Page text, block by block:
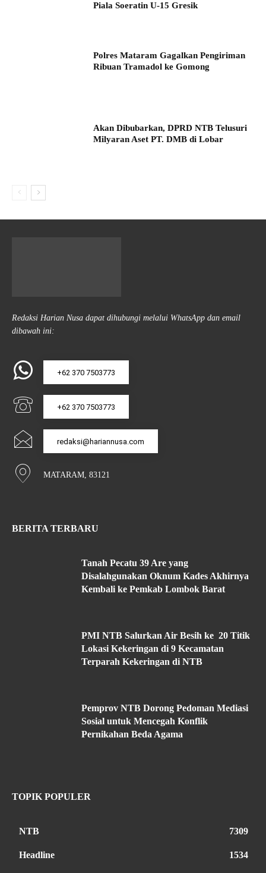
Piala Soeratin U-15 Gresik
Polres Mataram Gagalkan Pengiriman
Ribuan Tramadol ke Gomong
Akan Dibubarkan, DPRD NTB Telusuri
Milyaran Aset PT. DMB di Lobar
Redaksi Harian Nusa dapat dihubungi melalui WhatsApp dan email
dibawah ini:
+62 370 7503773
+62 370 7503773
redaksi@hariannusa.com
MATARAM, 83121
BERITA TERBARU
Tanah Pecatu 39 Are yang
Disalahgunakan Oknum Kades Akhirnya
Kembali ke Pemkab Lombok Barat
PMI NTB Salurkan Air Besih ke 20 Titik
Lokasi Kekeringan di 9 Kecamatan
Terparah Kekeringan di NTB
Pemprov NTB Dorong Pedoman Mediasi
Sosial untuk Mencegah Konflik
Pernikahan Beda Agama
TOPIK POPULER
NTB 7309
Headline 1534